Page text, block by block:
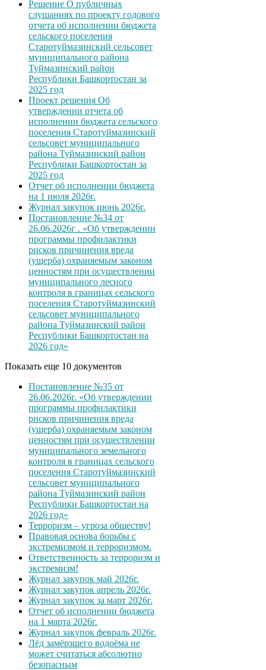
Решение О публичных
слушаниях по проекту годового
отчета об исполнении бюджета
сельского поселения
Старотуймазинский сельсовет
муниципального района
Туймазинский район
Республики Башкортостан за
2025 год
Проект решения Об
утверждении отчета об
исполнении бюджета сельского
поселения Старотуймазинский
сельсовет муниципального
района Туймазинский район
Республики Башкортостан за
2025 год
Отчет об исполнении бюджета
на 1 июля 2026г.
Журнал закупок июнь 2026г.
Постановление №34 от
26.06.2026г . «Об утверждении
программы профилактики
рисков причинения вреда
(ущерба) охраняемым законом
ценностям при осуществлении
муниципального лесного
контроля в границах сельского
поселения Старотуймазинский
сельсовет муниципального
района Туймазинский район
Республики Башкортостан на
2026 год»
Показать еще 10 документов
Постановление №35 от
26.06.2026г. «Об утверждении
программы профилактики
рисков причинения вреда
(ущерба) охраняемым законом
ценностям при осуществлении
муниципального земельного
контроля в границах сельского
поселения Старотуймазинский
сельсовет муниципального
района Туймазинский район
Республики Башкортостан на
2026 год»
Терроризм – угроза обществу!
Правовая основа борьбы с
экстремизмом и терроризмом.
Ответственность за терроризм и
экстремизм!
Журнал закупок май 2026г.
Журнал закупок апрель 2026г.
Журнал закупок за март 2026г.
Отчет об исполнении бюджета
на 1 марта 2026г.
Журнал закупок февраль 2026г.
Лёд замёрзшего водоёма не
может считаться абсолютно
безопасным